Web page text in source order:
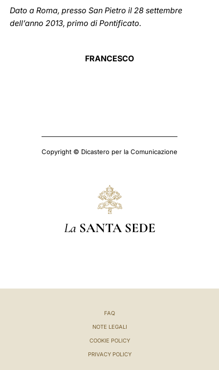
Dato a Roma, presso San Pietro il 28 settembre
dell’anno 2013, primo di Pontificato.
FRANCESCO
Copyright © Dicastero per la Comunicazione
La SANTA SEDE
FAQ
NOTE LEGALI
COOKIE POLICY
PRIVACY POLICY